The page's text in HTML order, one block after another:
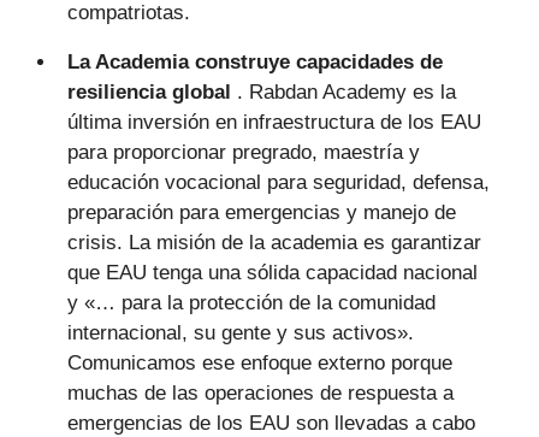
compatriotas.
La Academia construye capacidades de
resiliencia global . Rabdan Academy es la
última inversión en infraestructura de los EAU
para proporcionar pregrado, maestría y
educación vocacional para seguridad, defensa,
preparación para emergencias y manejo de
crisis. La misión de la academia es garantizar
que EAU tenga una sólida capacidad nacional
y «… para la protección de la comunidad
internacional, su gente y sus activos».
Comunicamos ese enfoque externo porque
muchas de las operaciones de respuesta a
emergencias de los EAU son llevadas a cabo